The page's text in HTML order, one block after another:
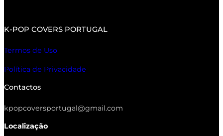
K-POP COVERS PORTUGAL
Termos de Uso
Política de Privacidade
Contactos
kpopcoversportugal@gmail.com
Localização